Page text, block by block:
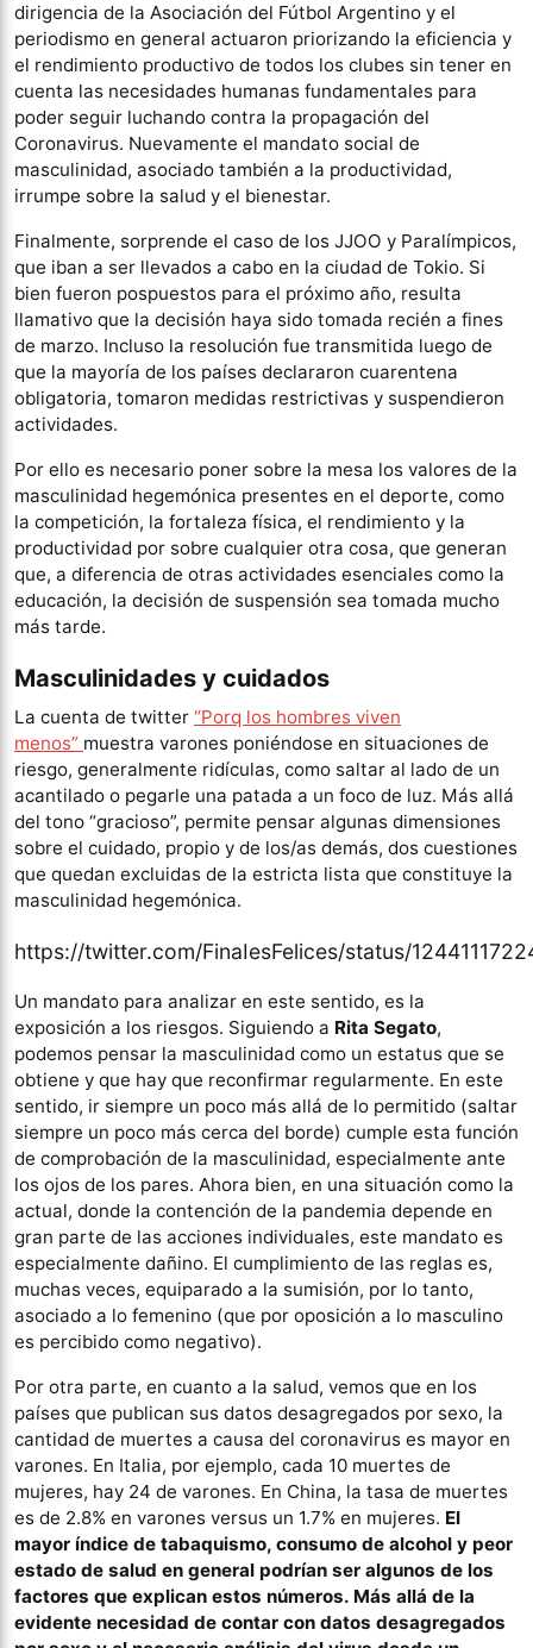
dirigencia de la Asociación del Fútbol Argentino y el
periodismo en general actuaron priorizando la eficiencia y
el rendimiento productivo de todos los clubes sin tener en
cuenta las necesidades humanas fundamentales para
poder seguir luchando contra la propagación del
Coronavirus. Nuevamente el mandato social de
masculinidad, asociado también a la productividad,
irrumpe sobre la salud y el bienestar.
Finalmente, sorprende el caso de los JJOO y Paralímpicos,
que iban a ser llevados a cabo en la ciudad de Tokio. Si
bien fueron pospuestos para el próximo año, resulta
llamativo que la decisión haya sido tomada recién a fines
de marzo. Incluso la resolución fue transmitida luego de
que la mayoría de los países declararon cuarentena
obligatoria, tomaron medidas restrictivas y suspendieron
actividades.
Por ello es necesario poner sobre la mesa los valores de la
masculinidad hegemónica presentes en el deporte, como
la competición, la fortaleza física, el rendimiento y la
productividad por sobre cualquier otra cosa, que generan
que, a diferencia de otras actividades esenciales como la
educación, la decisión de suspensión sea tomada mucho
más tarde.
Masculinidades y cuidados
La cuenta de twitter “Porq los hombres viven
menos” muestra varones poniéndose en situaciones de
riesgo, generalmente ridículas, como saltar al lado de un
acantilado o pegarle una patada a un foco de luz. Más allá
del tono “gracioso”, permite pensar algunas dimensiones
sobre el cuidado, propio y de los/as demás, dos cuestiones
que quedan excluidas de la estricta lista que constituye la
masculinidad hegemónica.
https://twitter.com/FinaIesFelices/status/
Un mandato para analizar en este sentido, es la
exposición a los riesgos. Siguiendo a Rita Segato,
podemos pensar la masculinidad como un estatus que se
obtiene y que hay que reconfirmar regularmente. En este
sentido, ir siempre un poco más allá de lo permitido (saltar
siempre un poco más cerca del borde) cumple esta función
de comprobación de la masculinidad, especialmente ante
los ojos de los pares. Ahora bien, en una situación como la
actual, donde la contención de la pandemia depende en
gran parte de las acciones individuales, este mandato es
especialmente dañino. El cumplimiento de las reglas es,
muchas veces, equiparado a la sumisión, por lo tanto,
asociado a lo femenino (que por oposición a lo masculino
es percibido como negativo).
Por otra parte, en cuanto a la salud, vemos que en los
países que publican sus datos desagregados por sexo, la
cantidad de muertes a causa del coronavirus es mayor en
varones. En Italia, por ejemplo, cada 10 muertes de
mujeres, hay 24 de varones. En China, la tasa de muertes
es de 2.8% en varones versus un 1.7% en mujeres. El
mayor índice de tabaquismo, consumo de alcohol y peor
estado de salud en general podrían ser algunos de los
factores que explican estos números. Más allá de la
evidente necesidad de contar con datos desagregados